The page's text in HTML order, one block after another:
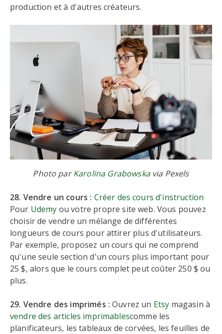
production et à d'autres créateurs.
Photo parKarolina Grabowskavia Pexels
28. Vendre un cours : Créer des cours d'instruction
Pour Udemy ou votre propre site web. Vous pouvez
choisir de vendre un mélange de différentes
longueurs de cours pour attirer plus d'utilisateurs.
Par exemple, proposez un cours qui ne comprend
qu'une seule section d'un cours plus important pour
25 $, alors que le cours complet peut coûter 250 $ ou
plus.
29. Vendre des imprimés : Ouvrez un Etsy magasin à
vendre des articles imprimablescomme les
planificateurs, les tableaux de corvées, les feuilles de